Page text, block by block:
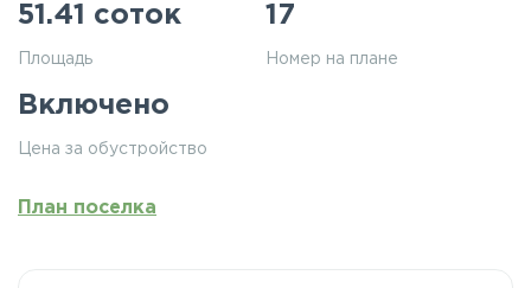
51.41 соток
Площадь
17
Номер на плане
Включено
Цена за обустройство
План поселка